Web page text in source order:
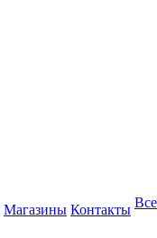
Магазины Контакты Все